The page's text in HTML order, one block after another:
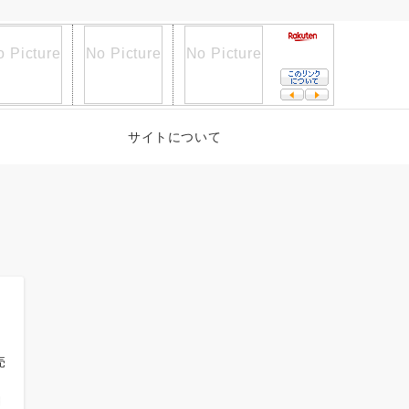
サイトについて